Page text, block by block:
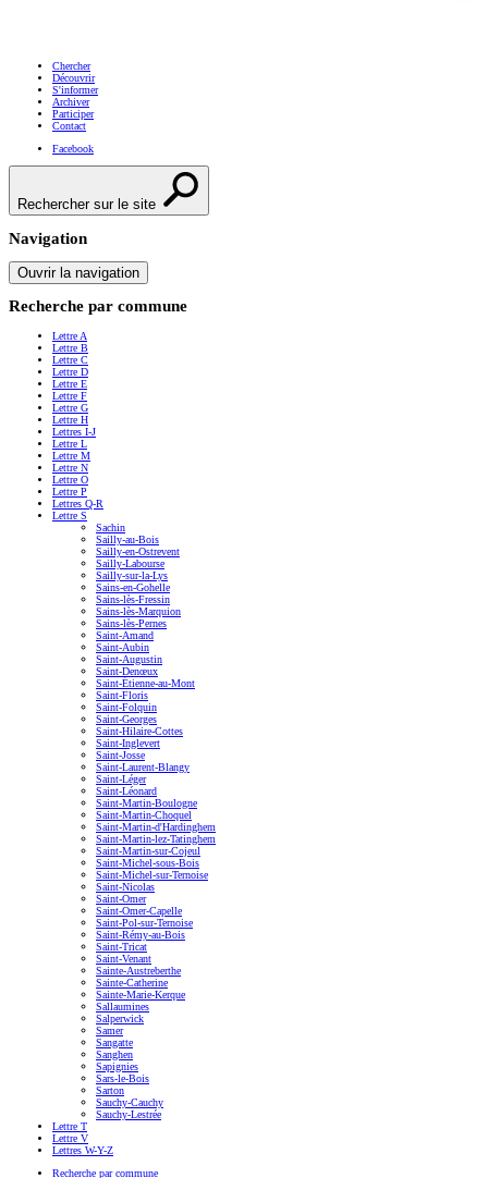
Chercher
Découvrir
S'informer
Archiver
Participer
Contact
Facebook
Rechercher sur le site
Navigation
Ouvrir la navigation
Recherche par commune
Lettre A
Lettre B
Lettre C
Lettre D
Lettre E
Lettre F
Lettre G
Lettre H
Lettres I-J
Lettre L
Lettre M
Lettre N
Lettre O
Lettre P
Lettres Q-R
Lettre S
Sachin
Sailly-au-Bois
Sailly-en-Ostrevent
Sailly-Labourse
Sailly-sur-la-Lys
Sains-en-Gohelle
Sains-lès-Fressin
Sains-lès-Marquion
Sains-lès-Pernes
Saint-Amand
Saint-Aubin
Saint-Augustin
Saint-Denœux
Saint-Étienne-au-Mont
Saint-Floris
Saint-Folquin
Saint-Georges
Saint-Hilaire-Cottes
Saint-Inglevert
Saint-Josse
Saint-Laurent-Blangy
Saint-Léger
Saint-Léonard
Saint-Martin-Boulogne
Saint-Martin-Choquel
Saint-Martin-d'Hardinghem
Saint-Martin-lez-Tatinghem
Saint-Martin-sur-Cojeul
Saint-Michel-sous-Bois
Saint-Michel-sur-Ternoise
Saint-Nicolas
Saint-Omer
Saint-Omer-Capelle
Saint-Pol-sur-Ternoise
Saint-Rémy-au-Bois
Saint-Tricat
Saint-Venant
Sainte-Austreberthe
Sainte-Catherine
Sainte-Marie-Kerque
Sallaumines
Salperwick
Samer
Sangatte
Sanghen
Sapignies
Sars-le-Bois
Sarton
Sauchy-Cauchy
Sauchy-Lestrée
Lettre T
Lettre V
Lettres W-Y-Z
Recherche par commune